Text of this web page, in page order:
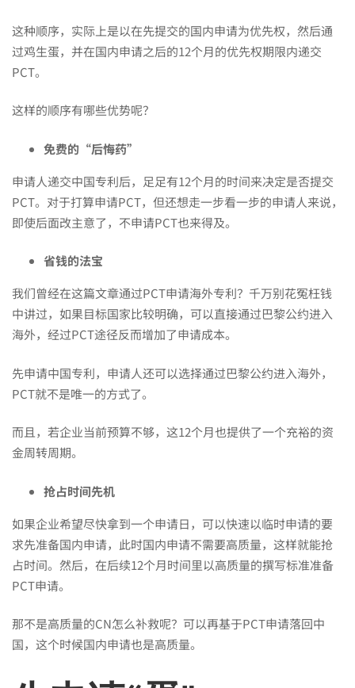
这
篇
你
就
懂
了
这种顺序，实际上是以在先提交的国内申请为优先权，然后通
过鸡生蛋，并在国内申请之后的12个月的优先权期限内递交
PCT。
这样的顺序有哪些优势呢？
免费的“后悔药”
申请人递交中国专利后，足足有12个月的时间来决定是否提交
PCT。对于打算申请PCT，但还想走一步看一步的申请人来说，
即使后面改主意了，不申请PCT也来得及。
省钱的法宝
我们曾经在这篇文章通过PCT申请海外专利？千万别花冤枉钱
中讲过，如果目标国家比较明确，可以直接通过巴黎公约进入
海外，经过PCT途径反而增加了申请成本。
先申请中国专利，申请人还可以选择通过巴黎公约进入海外，
PCT就不是唯一的方式了。
而且，若企业当前预算不够，这12个月也提供了一个充裕的资
金周转周期。
抢占时间先机
如果企业希望尽快拿到一个申请日，可以快速以临时申请的要
求先准备国内申请，此时国内申请不需要高质量，这样就能抢
占时间。然后，在后续12个月时间里以高质量的撰写标准准备
PCT申请。
那不是高质量的CN怎么补救呢？可以再基于PCT申请落回中
国，这个时候国内申请也是高质量。